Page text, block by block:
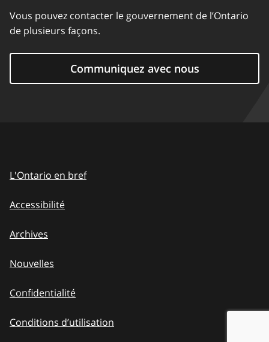
Vous pouvez contacter le gouvernement de l’Ontario
de plusieurs façons.
Communiquez avec nous
L'Ontario en bref
Accessibilité
Archives
Nouvelles
Confidentialité
Conditions d’utilisation